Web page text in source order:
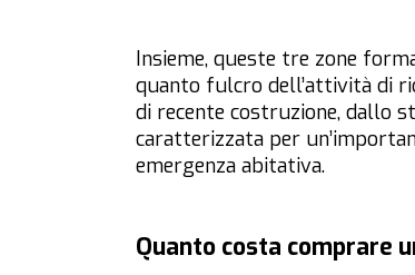
Insieme, queste tre zone
quanto fulcro dell’attività di
di recente costruzione, dallo
caratterizzata per
emergenza abitativa.
Quanto costa comprare